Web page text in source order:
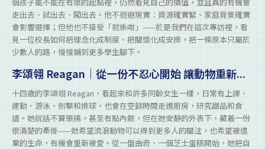
走出去、試出去、闖出去。他不迴避現實：資源確實緊、家庭背景確實
會影響選擇；但他也不接受「就係咁」——於是我們在這次專訪裡，看
見一位校長如何把理念化成制度、把關懷化成安排，把一條原本只屬於
少數人的路，慢慢鋪到更多學生腳下。
李頌翎 Reagan｜從一份不忍心開始 讓動物重新...
十四歲的李頌翎 Reagan，看起來和許多同齡女生一樣，日常有上課、
運動、游泳、劍擊和排球，也會在空餘時間走進廚房，研究甜品和食
譜。她說話不算張揚，甚至有點內斂，但在她安靜的外表下，藏着一份
很清楚的牽掛——她希望流浪動物可以得到更多人的關注，也希望被遺
棄的生命，有機會重新被愛。從一盤曲奇、一個芝士蛋糕開始，她把自